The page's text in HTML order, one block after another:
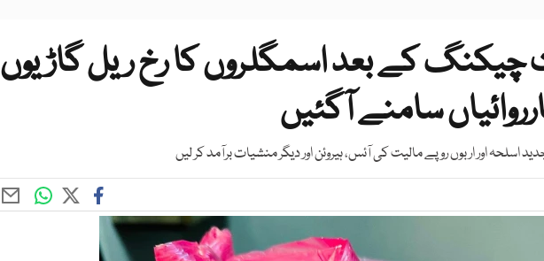
چیکنگ کے بعد اسمگلروں کا رخ ریل گاڑیوں
سامنے آگئیں
اسلحہ اور اربوں روپے مالیت کی آئس، ہیروئن اور دیگر منشیات برآمد کر لیں